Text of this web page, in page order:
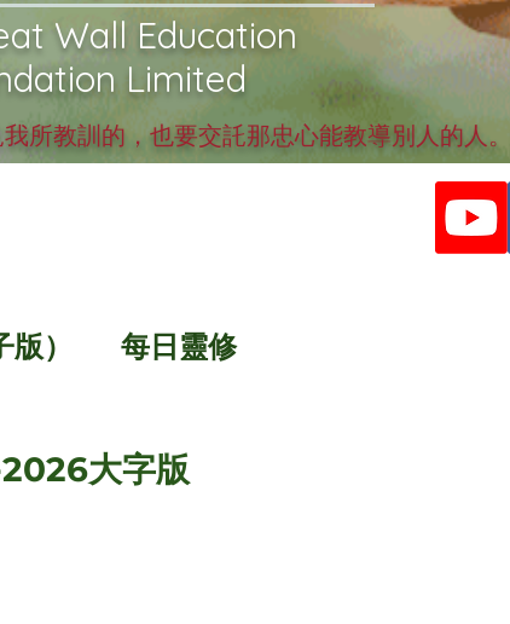
Wall Education
Limited
所教訓的，也要交託那忠心能教導別人的人
） 每日靈修
大字版